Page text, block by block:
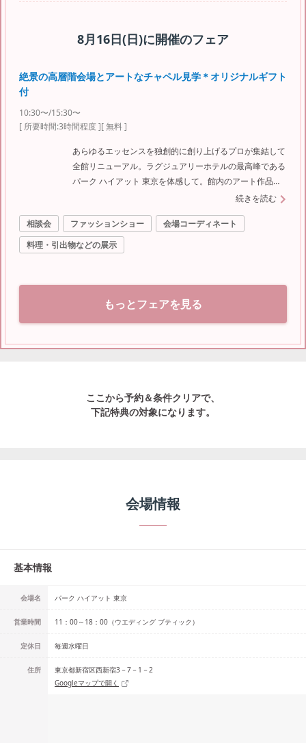
8月16日(日)に開催のフェア
絶景の高層階会場とアートなチャペル見学＊オリジナルギフト
付
10:30〜/15:30〜
[ 所要時間:3時間程度][ 無料 ]
あらゆるエッセンスを独創的に創り上げるプロが集結して
全館リニューアル。ラグジュアリーホテルの最高峰である
パーク ハイアット 東京を体感して。館内のアート作品を
美術館を巡るような体験をしていただきます。続きを読む
相談会 ファッションショー
会場コーディネート
料理・引出物などの展示
もっとフェアを見る
ここから予約＆条件クリアで、
下記特典の対象になります。
会場情報
基本情報
会場名 パーク ハイアット 東京
営業時間 11：00～18：00（ウエディング ブティック）
定休日 毎週水曜日
住所
東京都新宿区西新宿3－7－1－2
Googleマップで開く